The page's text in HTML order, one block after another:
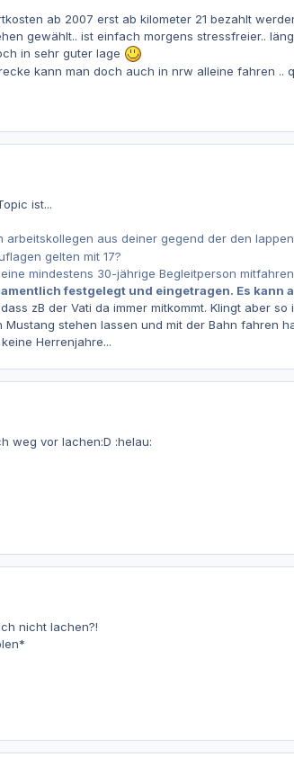
ab 2007 erst ab kilometer 21 bezahlt
gewählt.. ist einfach morgens stressfreier..
in sehr guter lage
kann man doch auch in nrw alleine fahren
ist...
arbeitskollegen aus deiner gegend der den
gelten mit 17?
mindestens 30-jährige Begleitperson
festgelegt und eingetragen. Es kann
zB der Vati da immer mitkommt. Klingt aber
Mustang stehen lassen und mit der Bahn fahren
Herrenjahre...
weg vor lachen:D :helau:
nicht lachen?!